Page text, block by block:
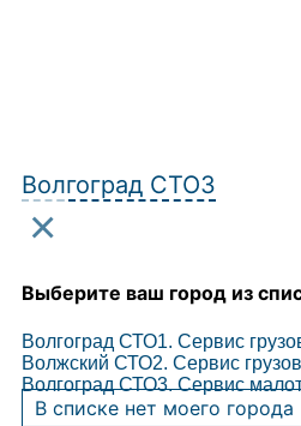
Волгоград СТО3
×
Выберите ваш город из
Волгоград СТО1. Сервис
Волжский СТО2. Сервис
Волгоград СТО3. Сервис
В списке нет моего города